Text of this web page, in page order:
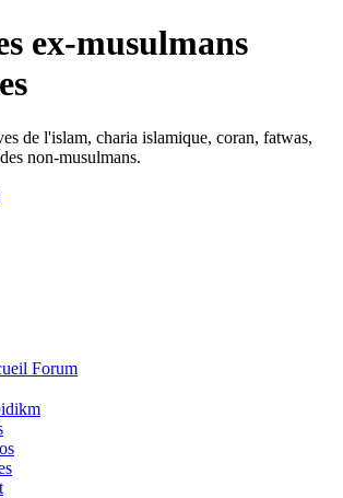
ex-musulmans
de l'islam, charia islamique, coran, fatwas,
non-musulmans.
Forum